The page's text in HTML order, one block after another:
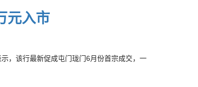
元入市
，该行最新促成屯门珑门6月份首宗成交，一